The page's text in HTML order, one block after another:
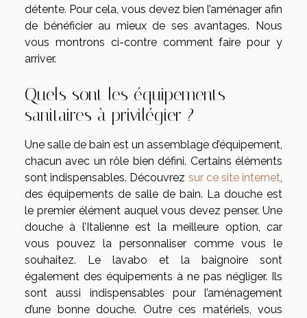
détente. Pour cela, vous devez bien l’aménager afin
de bénéficier au mieux de ses avantages. Nous
vous montrons ci-contre comment faire pour y
arriver.
Quels sont les équipements
sanitaires à privilégier ?
Une salle de bain est un assemblage d’équipement,
chacun avec un rôle bien défini. Certains éléments
sont indispensables. Découvrez sur ce site internet
des équipements de salle de bain. La douche est
le premier élément auquel vous devez penser. Une
douche à l’Italienne est la meilleure option, car
vous pouvez la personnaliser comme vous le
souhaitez. Le lavabo et la baignoire sont
également des équipements à ne pas négliger. Ils
sont aussi indispensables pour l’aménagement
d’une bonne douche. Outre ces matériels, vous